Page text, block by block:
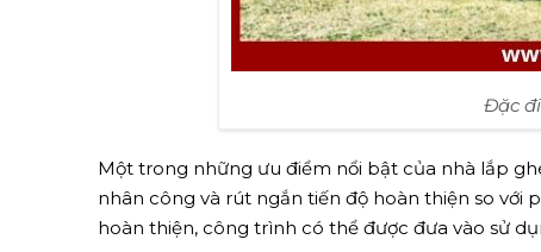
Đặc
Một trong những ưu điểm nổi bật của nhà lắp
nhân công và rút ngắn tiến độ hoàn thiện so
hoàn thiện, công trình có thể được đưa vào sử